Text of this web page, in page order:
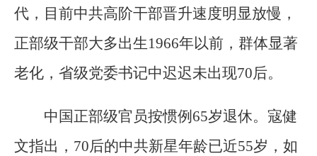
代，目前中共高阶干部晋升速度明显放慢，
正部级干部大多出生1966年以前，群体显著
老化，省级党委书记中迟迟未出现70后。
中国正部级官员按惯例65岁退休。寇健
文指出，70后的中共新星年龄已近55岁，如